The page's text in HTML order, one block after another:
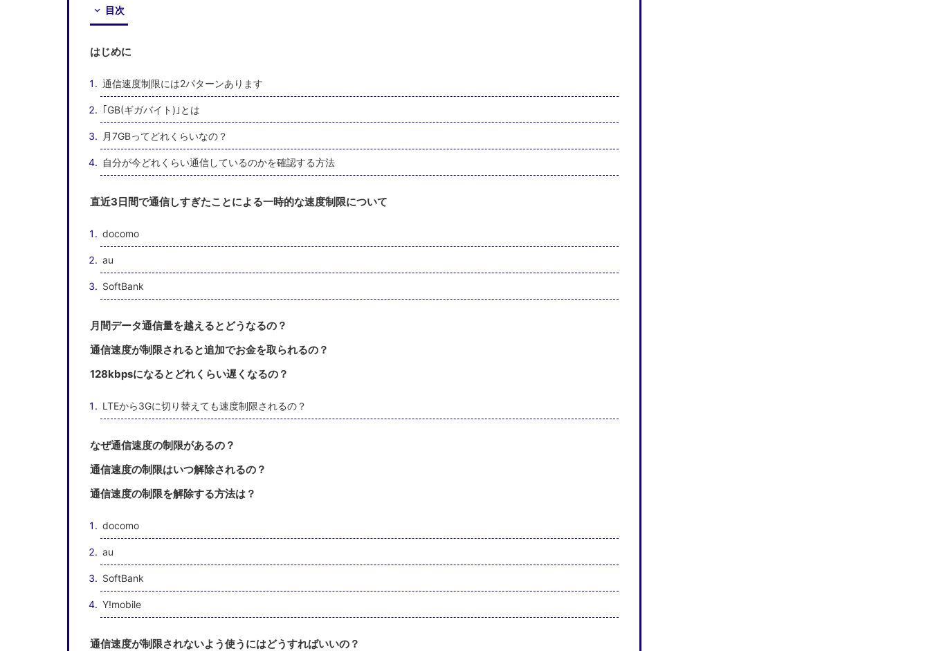
目次
はじめに
通信速度制限には2パターンあります
｢GB(ギガバイト)｣とは
月7GBってどれくらいなの？
自分が今どれくらい通信しているのかを確認する方法
直近3日間で通信しすぎたことによる一時的な速度制限について
docomo
au
SoftBank
月間データ通信量を越えるとどうなるの？
通信速度が制限されると追加でお金を取られるの？
128kbpsになるとどれくらい遅くなるの？
LTEから3Gに切り替えても速度制限されるの？
なぜ通信速度の制限があるの？
通信速度の制限はいつ解除されるの？
通信速度の制限を解除する方法は？
docomo
au
SoftBank
Y!mobile
通信速度が制限されないよう使うにはどうすればいいの？